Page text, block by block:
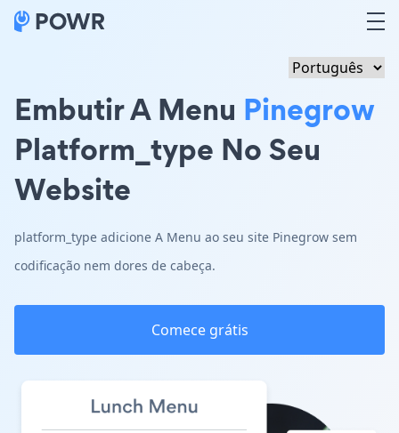
Embutir A Menu Pinegrow
Platform_type No Seu
Website
platform_type adicione A Menu ao seu site Pinegrow sem
codificação nem dores de cabeça.
Comece grátis